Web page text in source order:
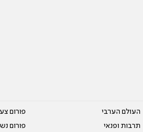
העולם הערבי
תרבות ופנאי
פורום
פורום